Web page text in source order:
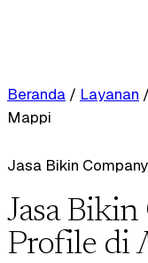
Beranda / Layanan /
Mappi
Jasa Bikin
Jasa
Profile di